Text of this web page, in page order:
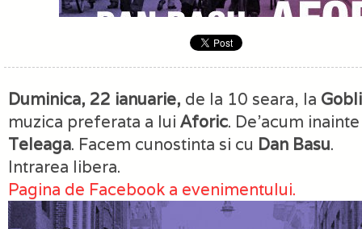
Duminica, 22 ianuarie, de la 10 seara, la
muzica preferata a lui Aforic. De’acum
Teleaga. Facem cunostinta si cu Dan Basu.
Intrarea libera.
Pagina de Facebook a evenimentului.